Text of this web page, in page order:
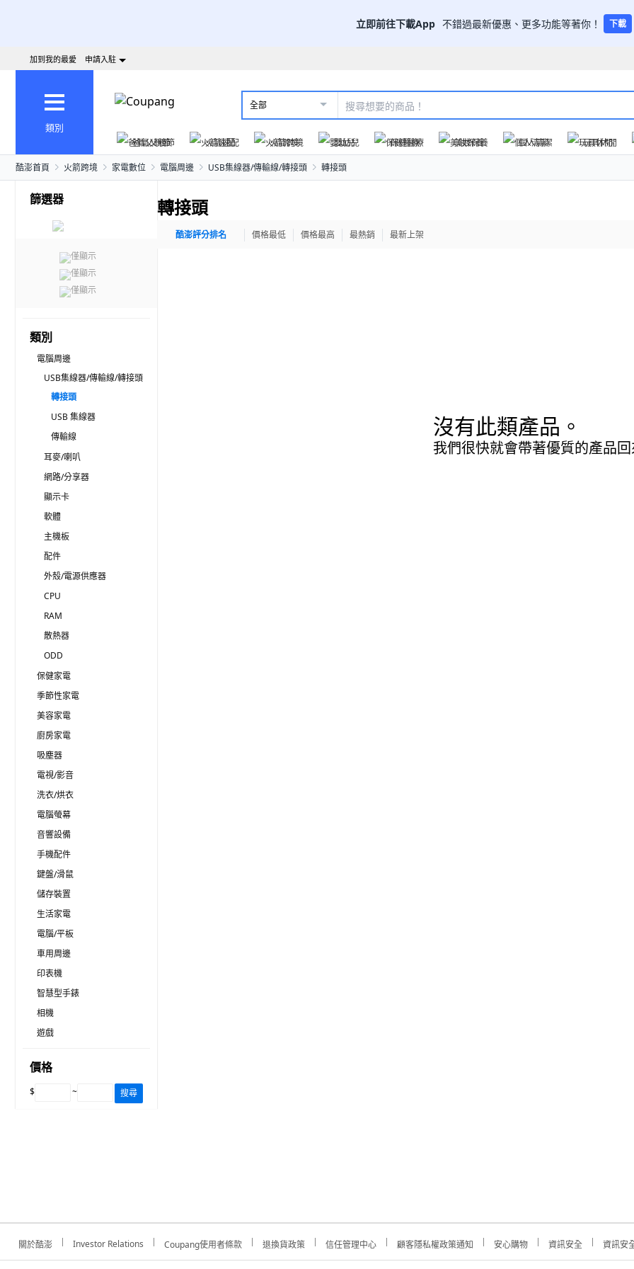
立即前往下載App 不錯過最新優惠、更多功能等著你！ 下載
加到我的最愛 申請入駐
類別
全部
爸氣父親節 火箭速配 火箭跨境 嬰幼兒 保健醫療 美妝保養 個人清潔 玩具休閒
酷澎首頁 火箭跨境 家電數位 電腦周邊 USB集線器/傳輸線/轉接頭 轉接頭
篩選器
僅顯示
僅顯示
僅顯示
類別
電腦周邊
USB集線器/傳輸線/轉接頭
轉接頭
USB 集線器
傳輸線
耳麥/喇叭
網路/分享器
顯示卡
軟體
主機板
配件
外殼/電源供應器
CPU
RAM
散熱器
ODD
保健家電
季節性家電
美容家電
廚房家電
吸塵器
電視/影音
洗衣/烘衣
電腦螢幕
音響設備
手機配件
鍵盤/滑鼠
儲存裝置
生活家電
電腦/平板
車用周邊
印表機
智慧型手錶
相機
遊戲
價格
$ ~ 搜尋
轉接頭
酷澎評分排名 價格最低 價格最高 最熱銷 最新上架
沒有此類產品。
我們很快就會帶著優質的產品
關於酷澎 Investor Relations Coupang使用者條款 退換貨政策 信任管理中心 顧客隱私權政策通知 安心購物 資訊安全 資訊安